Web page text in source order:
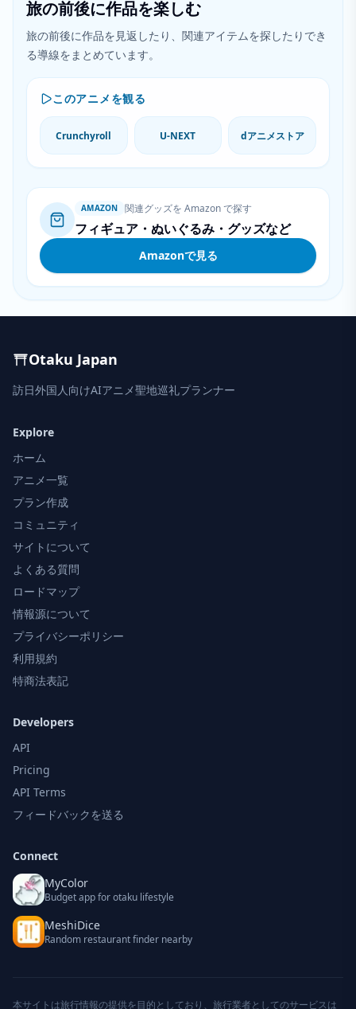
旅の前後に作品を楽しむ
旅の前後に作品を見返したり、関連アイテムを探したりでき
る導線をまとめています。
このアニメを観る
Crunchyroll U-NEXT dアニメストア
AMAZON 関連グッズを Amazon で探す
フィギュア・ぬいぐるみ・グッズなど
Amazonで見る
Otaku Japan
訪日外国人向けAIアニメ聖地巡礼プランナー
Explore
ホーム
アニメ一覧
プラン作成
コミュニティ
サイトについて
よくある質問
ロードマップ
情報源について
プライバシーポリシー
利用規約
特商法表記
Developers
API
Pricing
API Terms
フィードバックを送る
Connect
MyColor
Budget app for otaku lifestyle
MeshiDice
Random restaurant finder nearby
本サイトは旅行情報の提供を目的としており、旅行業者としてのサービスは